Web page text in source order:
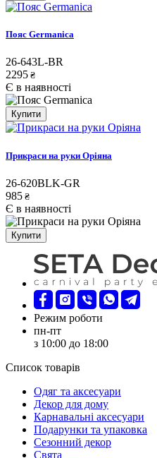
Пояс Germanica
26-643L-BR
2295 ₴
Є в наявності
Купити
Прикраси на руки Оріяна
26-620BLK-GR
985 ₴
Є в наявності
Купити
Режим роботи
пн-пт
з 10:00 до 18:00
Список товарів
Oдяг та аксесуари
Декор для дому
Карнавальні аксесуари
Подарунки та упаковка
Сезонний декор
Свята